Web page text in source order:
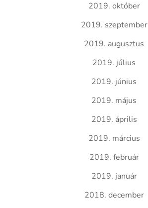
2019. október
2019. szeptember
2019. augusztus
2019. július
2019. június
2019. május
2019. április
2019. március
2019. február
2019. január
2018. december